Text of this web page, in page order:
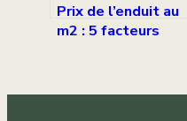
Prix de l’enduit au
m2 : 5 facteurs